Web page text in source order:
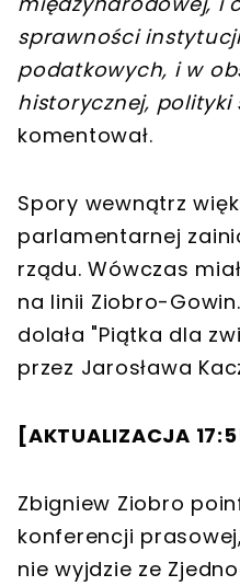
sprawności
podatkowych, i w
historycznej, polityki
komentował.
Spory wewnątrz
parlamentarnej
rządu. Wówczas
na linii Ziobro-
dolała "Piątka dla
przez Jarosława
[AKTUALIZACJA
Zbigniew Ziobro
konferencji
nie wyjdzie ze